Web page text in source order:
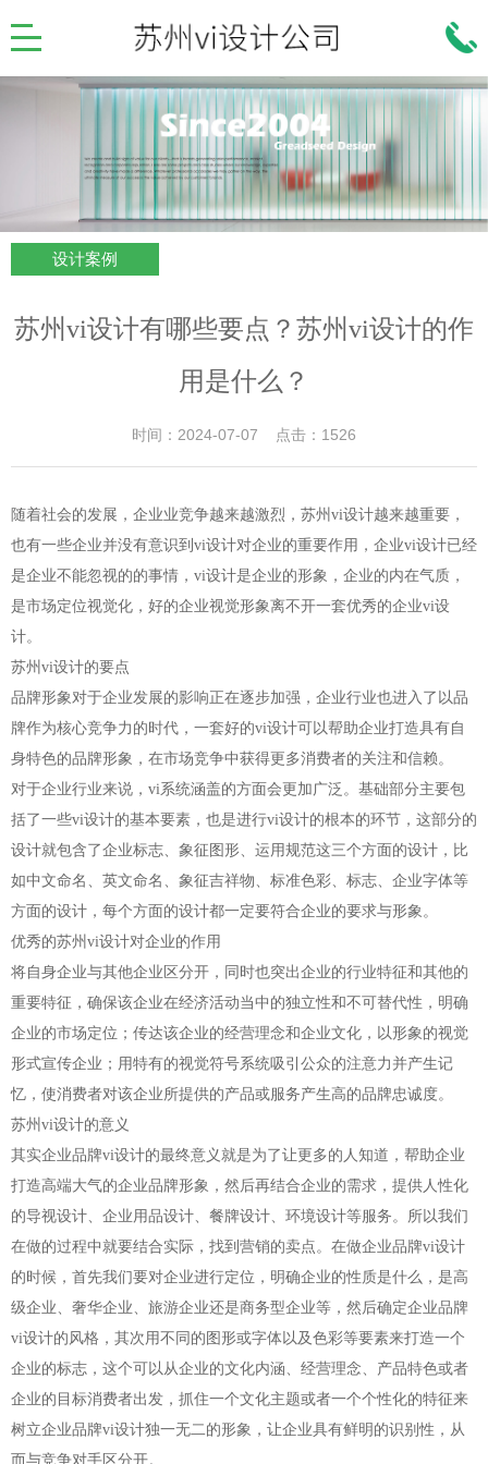
设计案例
苏州vi设计有哪些要点？苏州vi设计的作
用是什么？
时间：2024-07-07 点击：1526
随着社会的发展，企业业竞争越来越激烈，苏州vi设计越来越重要，
也有一些企业并没有意识到vi设计对企业的重要作用，企业vi设计已经
是企业不能忽视的的事情，vi设计是企业的形象，企业的内在气质，
是市场定位视觉化，好的企业视觉形象离不开一套优秀的企业vi设
计。
苏州vi设计的要点
品牌形象对于企业发展的影响正在逐步加强，企业行业也进入了以品
牌作为核心竞争力的时代，一套好的vi设计可以帮助企业打造具有自
身特色的品牌形象，在市场竞争中获得更多消费者的关注和信赖。
对于企业行业来说，vi系统涵盖的方面会更加广泛。基础部分主要包
括了一些vi设计的基本要素，也是进行vi设计的根本的环节，这部分的
设计就包含了企业标志、象征图形、运用规范这三个方面的设计，比
如中文命名、英文命名、象征吉祥物、标准色彩、标志、企业字体等
方面的设计，每个方面的设计都一定要符合企业的要求与形象。
优秀的苏州vi设计对企业的作用
将自身企业与其他企业区分开，同时也突出企业的行业特征和其他的
重要特征，确保该企业在经济活动当中的独立性和不可替代性，明确
企业的市场定位；传达该企业的经营理念和企业文化，以形象的视觉
形式宣传企业；用特有的视觉符号系统吸引公众的注意力并产生记
忆，使消费者对该企业所提供的产品或服务产生高的品牌忠诚度。
苏州vi设计的意义
其实企业品牌vi设计的最终意义就是为了让更多的人知道，帮助企业
打造高端大气的企业品牌形象，然后再结合企业的需求，提供人性化
的导视设计、企业用品设计、餐牌设计、环境设计等服务。所以我们
在做的过程中就要结合实际，找到营销的卖点。在做企业品牌vi设计
的时候，首先我们要对企业进行定位，明确企业的性质是什么，是高
级企业、奢华企业、旅游企业还是商务型企业等，然后确定企业品牌
vi设计的风格，其次用不同的图形或字体以及色彩等要素来打造一个
企业的标志，这个可以从企业的文化内涵、经营理念、产品特色或者
企业的目标消费者出发，抓住一个文化主题或者一个个性化的特征来
树立企业品牌vi设计独一无二的形象，让企业具有鲜明的识别性，从
而与竞争对手区分开。